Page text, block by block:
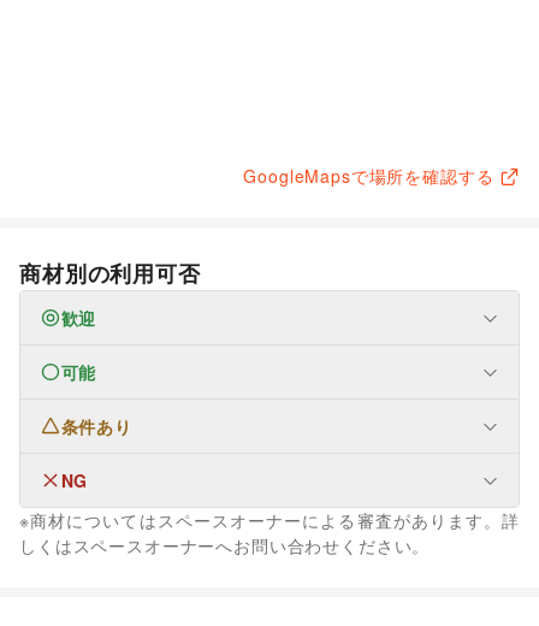
GoogleMapsで場所を確認する
商材別の利用可否
歓迎
なし可能
ファッション
ユニセックス
/ジュエリー・アクセサリー/メガネ・アイウェア/ 腕時計/
靴/バッグ・革小物/ファッション雑貨/ 和服・着物
条件あり
なしNG
なし
※商材についてはスペースオーナーによる審査があります。詳
しくはスペースオーナーへお問い合わせください。